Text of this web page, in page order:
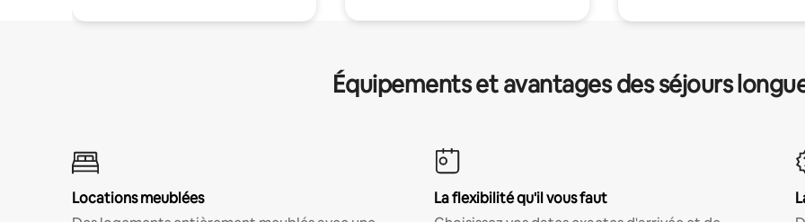
Équipements et avantages des séjours
Locations meublées
La flexibilité qu'il vous faut